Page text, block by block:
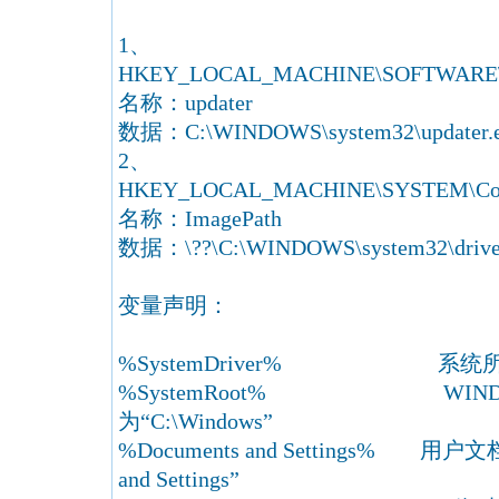
1、
名称：updater
数据：
2、
名称：ImagePath
数据：
变量声明：
%SystemDriver% 系统所在
%SystemRoot%
为“C:\Windows”
%Documents and Settings% 用户文
and Settings”